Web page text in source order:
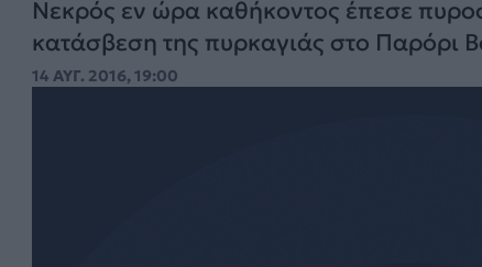
Νεκρός εν ώρα καθήκοντος έπεσε
κατάσβεση της πυρκαγιάς στο Παρόρι
14 ΑΥΓ. 2016, 19:00